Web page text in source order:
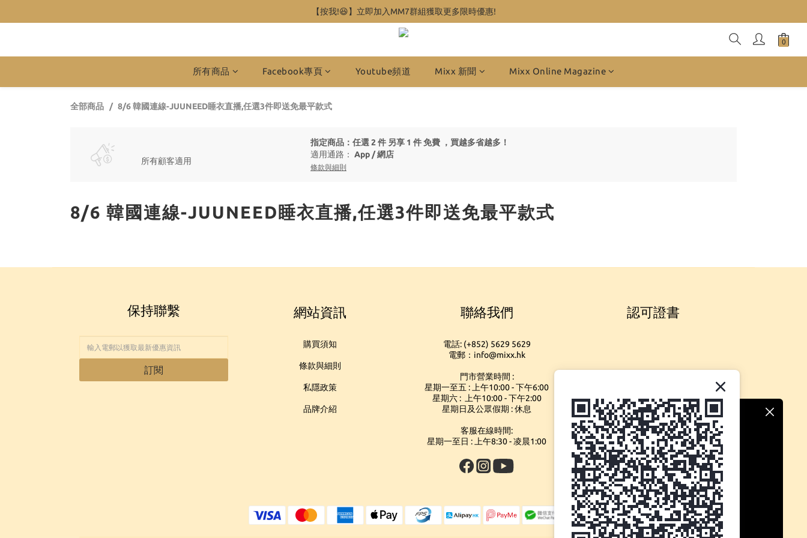
【按我!😆】立即加入MM7群組獲取更多限時優惠!
所有商品 Facebook專頁 Youtube頻道 Mixx 新聞 Mixx Online Magazine
全部商品 8/6 韓國連線-JUUNEED睡衣直播,任選3件即送免最平款式
所有顧客適用
指定商品：任選 2 件 另享 1 件 免費 ，買越多省越多！
適用通路： App /網店
條款與細則
8/6 韓國連線-JUUNEED睡衣直播,任選3件即送免最平款式
保持聯繫
訂閱
網站資訊
購買須知
條款與細則
私隱政策
品牌介紹
聯絡我們
電話: (+852) 5629 5629
電郵：info@mixx.hk
門市營業時間 :
星期一至五 : 上午10:00 - 下午6:00
星期六 : 上午10:00 - 下午2:00
星期日及公眾假期 : 休息
客服在線時間:
星期一至日 : 上午8:30 - 凌晨1:00
認可證書